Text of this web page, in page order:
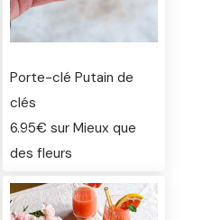
Porte-clé Putain de
clés
6.95€ sur Mieux que
des fleurs